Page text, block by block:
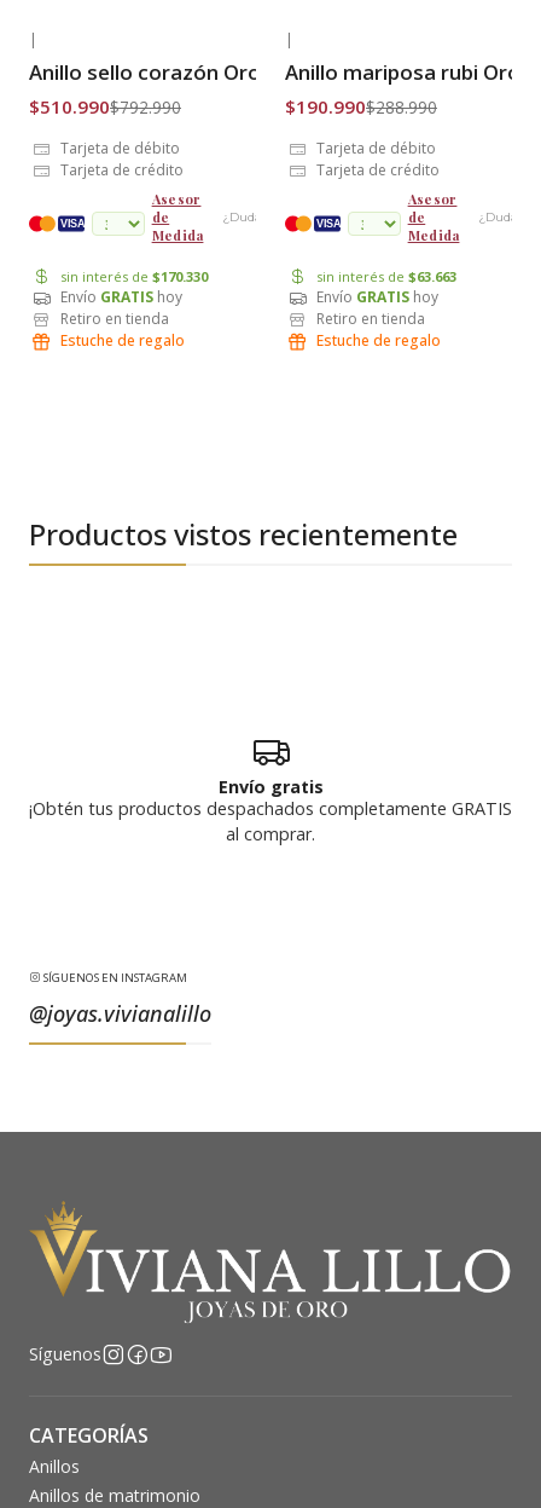
Envío Gratis
|
Anillo sello corazón Oro 18k
$510.990$792.990
Tarjeta de débito
Tarjeta de crédito
VISA
Asesor
de
Medida
¿Dudas? cuotas
sin interés de $170.330
Envío GRATIS hoy
Retiro en tienda
Estuche de regalo
Envío Gratis
|
Anillo mariposa rubi Oro
$190.990$288.990
Tarjeta de débito
Tarjeta de crédito
VISA
Asesor
de
Medida
¿Dudas?
sin interés de $63.663
Envío GRATIS hoy
Retiro en tienda
Estuche de regalo
Productos vistos recientemente
Envío gratis
¡Obtén tus productos despachados completamente GRATIS
al comprar.
SÍGUENOS EN INSTAGRAM
@joyas.vivianalillo
Síguenos
CATEGORÍAS
Anillos
Anillos de matrimonio